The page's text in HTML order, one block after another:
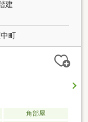
建
町
角部屋